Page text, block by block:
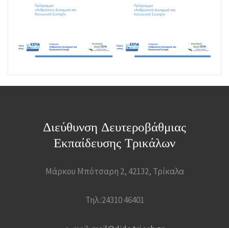
Διεύθυνση Δευτεροβάθμιας
Εκπαίδευσης Τρικάλων
Μάρκου Μπότσαρη 2, 42132, Τρίκαλα
Τηλ.:24310 46401